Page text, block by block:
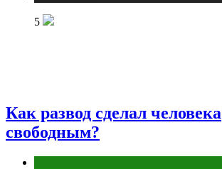
5
Как развод сделал человека
свободным?